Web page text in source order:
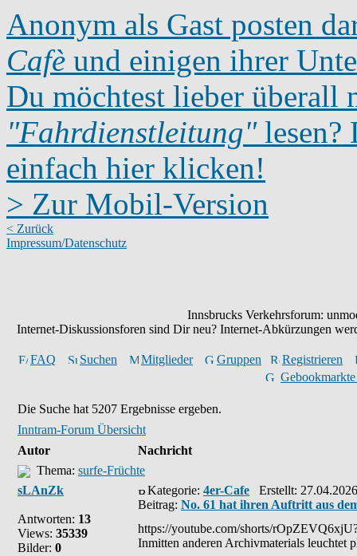
Anonym als Gast posten
Cafè und einigen ihrer
Du möchtest lieber überall
"Fahrdienstleitung"lesen?
einfach hier klicken!
> Zur Mobil-Version
< Zurück
Impressum/Datenschutz
Innsbrucks Verkehrsforum:
Internet-Diskussionsforen sind Dir neu? Internet-Abkürzungen
FAQ Suchen Mitglieder Gruppen
Registrieren
Die Suche hat 5207 Ergebnisse ergeben.
Inntram-Forum Übersicht
Autor
Nachricht
Thema: surfe-Früchte
sLAnZk
Antworten: 13
Views: 35339
Bilder: 0
Kategorie: 4er-Cafe Erstellt:
Beitrag: No. 61 hat ihren Auftritt aus
https://youtube.com/shorts/
Inmitten anderen Archivmaterials leuchtet